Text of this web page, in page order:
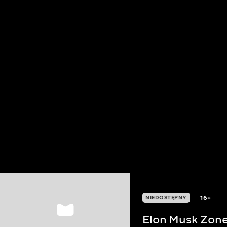
NIEDOSTĘPNY 16+
Elon Musk